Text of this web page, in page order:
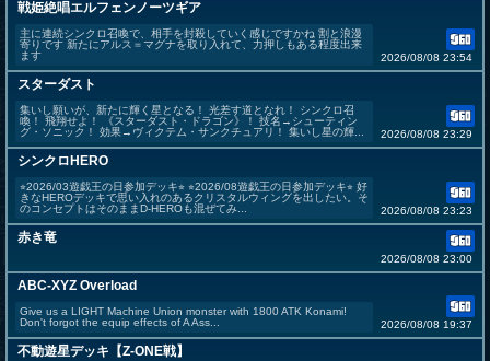
戦姫絶唱エルフェンノーツギア
主に連続シンクロ召喚で、相手を封殺していく感じですかね 割と浪漫
寄りです 新たにアルス＝マグナを取り入れて、力押しもある程度出来
ます
2026/08/08 23:54
スターダスト
集いし願いが、新たに輝く星となる！ 光差す道となれ！ シンクロ召
喚！ 飛翔せよ！ 《スターダスト・ドラゴン》！ 技名→シューティン
グ・ソニック！ 効果→ヴィクテム・サンクチュアリ！ 集いし星の輝...
2026/08/08 23:29
シンクロHERO
⭐︎2026/03遊戯王の日参加デッキ⭐︎ ⭐︎2026/08遊戯王の日参加デッキ⭐︎ 好
きなHEROデッキで思い入れのあるクリスタルウィングを出したい。そ
のコンセプトはそのままD-HEROも混ぜてみ...
2026/08/08 23:23
赤き竜
2026/08/08 23:00
ABC-XYZ Overload
Give us a LIGHT Machine Union monster with 1800 ATK Konami!
Don't forgot the equip effects of A Ass...
2026/08/08 19:37
不動遊星デッキ【Z-ONE戦】